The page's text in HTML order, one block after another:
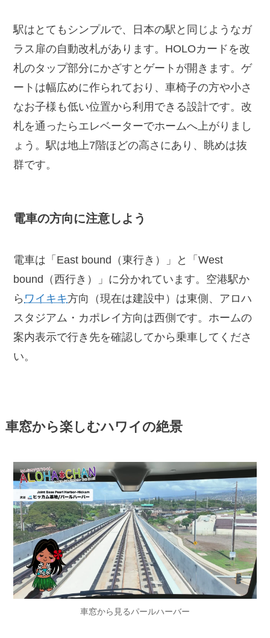
駅はとてもシンプルで、日本の駅と同じようなガ
ラス扉の自動改札があります。HOLOカードを改
札のタップ部分にかざすとゲートが開きます。ゲ
ートは幅広めに作られており、車椅子の方や小さ
なお子様も低い位置から利用できる設計です。改
札を通ったらエレベーターでホームへ上がりまし
ょう。駅は地上7階ほどの高さにあり、眺めは抜
群です。
電車の方向に注意しよう
電車は「East bound（東行き）」と「West
bound（西行き）」に分かれています。空港駅か
ら ワイキキ方向（現在は建設中）は東側、アロハ
スタジアム・カポレイ方向は西側です。ホームの
案内表示で行き先を確認してから乗車してくださ
い。
車窓から楽しむハワイの絶景
車窓から見るパールハーバー